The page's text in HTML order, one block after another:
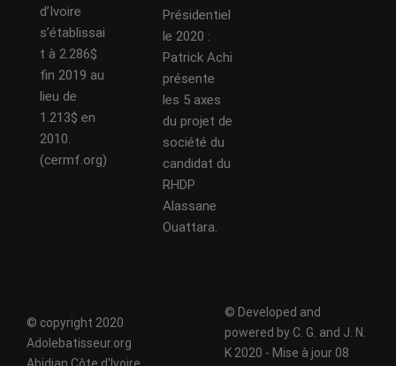
d’Ivoire
s’établissai
t à 2.286$
fin 2019 au
lieu de
1.213$ en
2010.
(cermf.org)
Présidentiel
le 2020 :
Patrick Achi
présente
les 5 axes
du projet de
société du
candidat du
RHDP
Alassane
Ouattara.
© copyright 2020
Adolebatisseur.org
Abidjan Côte d'Ivoire
© Developed and
powered by C. G. and J. N.
K 2020 - Mise à jour 08